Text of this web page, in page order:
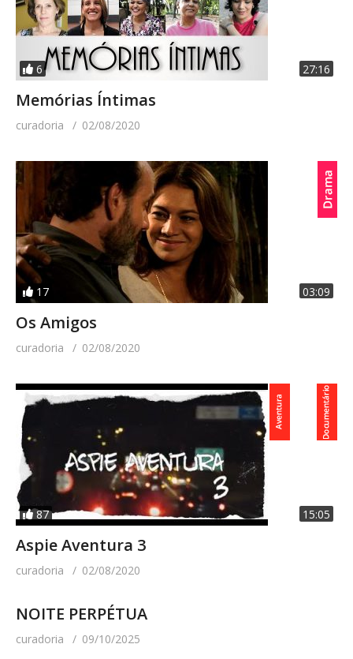
6 27:16
Memórias Íntimas
curadoria 02/08/2020
17 03:09
Os Amigos
curadoria 02/08/2020
87 15:05
Aspie Aventura 3
curadoria 02/08/2020
NOITE PERPÉTUA
curadoria 09/10/2025